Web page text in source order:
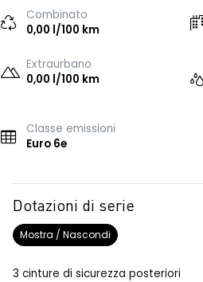
Combinato
0,00 l/100 km
Extraurbano
0,00 l/100 km
Classe emissioni
Euro 6e
Dotazioni di serie
Mostra / Nascondi
3 cinture di sicurezza posteriori